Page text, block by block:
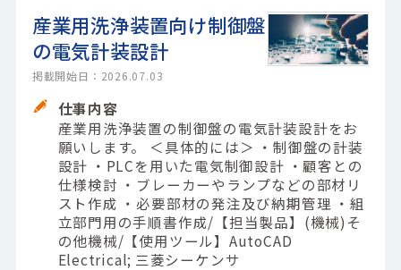
産業用洗浄装置向け制御盤
の電気計装設計
掲載開始日：2026.07.03
仕事内容
産業用洗浄装置の制御盤の電気計装設計をお
願いします。 ＜具体的には＞ ・制御盤の計装
設計 ・PLCを用いた電気制御設計 ・顧客との
仕様検討 ・ブレーカーやランプなどの部材リ
スト作成 ・必要部材の発注及び納期管理 ・組
立部門用の手順書作成/【担当製品】(機械)そ
の他機械/【使用ツール】AutoCAD
Electrical; 三菱シーケンサ